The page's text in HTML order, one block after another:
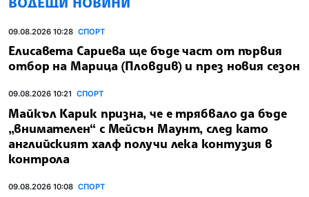
09.08.2026 10:28 СПОРТ
Елисавета Сариева ще бъде част от първия
отбор на Марица (Пловдив) и през новия сезон
09.08.2026 10:21 СПОРТ
Майкъл Карик призна, че е трябвало да бъде
„внимателен“ с Мейсън Маунт, след като
английският халф получи лека контузия в
контрола
09.08.2026 10:08 СПОРТ